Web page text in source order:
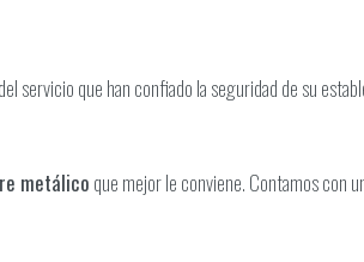
servicio que han confiado la seguridad de su
metálico que mejor le conviene. Contamos con